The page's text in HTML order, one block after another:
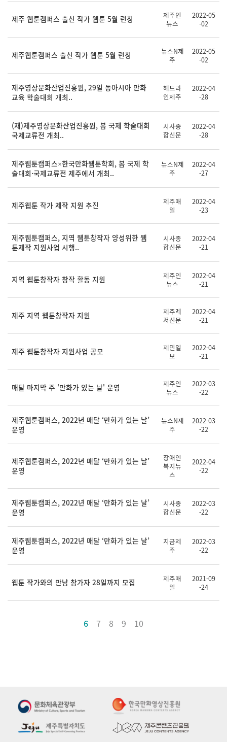
제주 웹툰캠퍼스 출신 작가 웹툰 5월 런칭
제주인
뉴스
2022-05
-02
제주웹툰캠퍼스 출신 작가 웹툰 5월 런칭
뉴스N제
주
2022-05
-02
제주영상문화산업진흥원, 29일 동아시아 만화
교육 학술대회 개최..
헤드라
인제주
2022-04
-28
(재)제주영상문화산업진흥원, 봄 국제 학술대회
국제교류전 개최..
시사종
합신문
2022-04
-28
제주웹툰캠퍼스×한국만화웹툰학회, 봄 국제 학
술대회·국제교류전 제주에서 개최..
뉴스N제
주
2022-04
-27
제주웹툰 작가 제작 지원 추진
제주매
일
2022-04
-23
제주웹툰캠퍼스, 지역 웹툰창작자 양성위한 웹
툰제작 지원사업 시행..
시사종
합신문
2022-04
-21
지역 웹툰창작자 창작 활동 지원
제주인
뉴스
2022-04
-21
제주 지역 웹툰창작자 지원
제주레
저신문
2022-04
-21
제주 웹툰창작자 지원사업 공모
제민일
보
2022-04
-21
매달 마지막 주 '만화가 있는 날' 운영
제주인
뉴스
2022-03
-22
제주웹툰캠퍼스, 2022년 매달 ‘만화가 있는 날’
운영
뉴스N제
주
2022-03
-22
제주웹툰캠퍼스, 2022년 매달 ‘만화가 있는 날’
운영
장애인
복지뉴
스
2022-04
-22
제주웹툰캠퍼스, 2022년 매달 ‘만화가 있는 날’
운영
시사종
합신문
2022-03
-22
제주웹툰캠퍼스, 2022년 매달 ‘만화가 있는 날’
운영
지금제
주
2022-03
-22
웹툰 작가와의 만남 참가자 28일까지 모집
제주매
일
2021-09
-24
6 7 8 9 10